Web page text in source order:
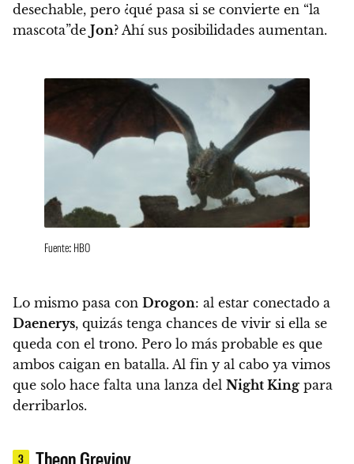
desechable, pero ¿qué pasa si se convierte en “la
mascota”de Jon? Ahí sus posibilidades aumentan.
Fuente: HBO
Lo mismo pasa con Drogon: al estar conectado a
Daenerys, quizás tenga chances de vivir si ella se
queda con el trono. Pero lo más probable es que
ambos caigan en batalla. Al fin y al cabo ya vimos
que solo hace falta una lanza del Night King para
derribarlos.
3 Theon Greyjoy